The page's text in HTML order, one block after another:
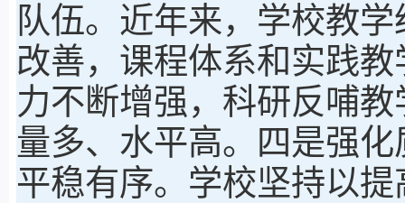
队伍。近年来，学校教
改善，课程体系和实践
力不断增强，科研反哺
量多、水平高。四是强
平稳有序。学校坚持以